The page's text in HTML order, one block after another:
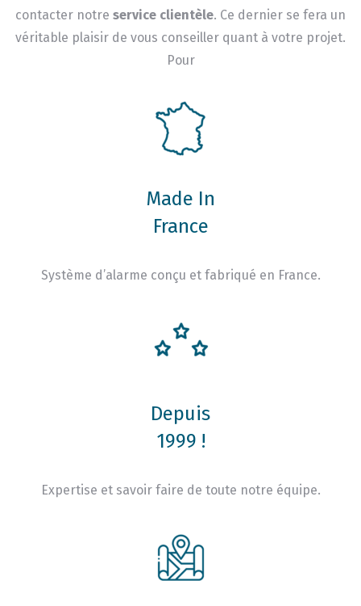
contacter notre service clientèle. Ce dernier se fera un
véritable plaisir de vous conseiller quant à votre projet.
Pour
Made In
France
Système d’alarme conçu et fabriqué en France.
Depuis
1999 !
Expertise et savoir faire de toute notre équipe.